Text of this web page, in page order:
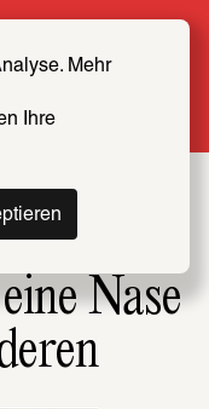
Mehr
Ihre
werden
Kate Moss zieht eine Nase